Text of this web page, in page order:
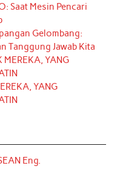
Saat Mesin Pencari
Gelombang:
Tanggung Jawab Kita
MEREKA, YANG
YANG
Eng.